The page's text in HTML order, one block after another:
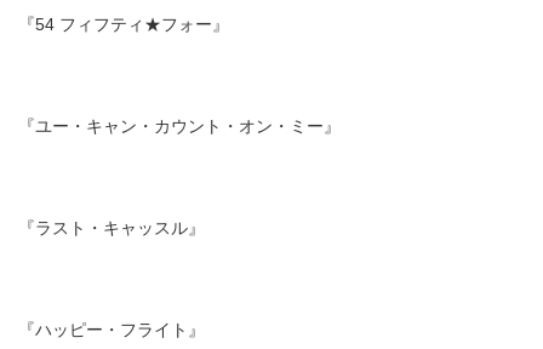
『54 フィフティ★フォー』
『ユー・キャン・カウント・オン・ミー』
『ラスト・キャッスル』
『ハッピー・フライト』